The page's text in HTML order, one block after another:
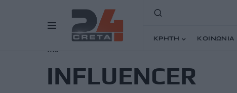
ΚΡΗΤΗ ΚΟΙΝΩΝΙΑ
TAG
INFLUENCER